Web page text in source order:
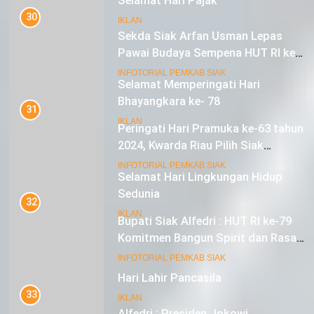
IKLAN
Selamat Memperingati Hari
Bhayangkara ke- 78
IKLAN
Selamat Hari Lingkungan Hidup
Sedunia
IKLAN
Hari Lahir Pancasila
IKLAN
30
Sekda Siak Arfan Usman Lepas
Pawai Budaya Sempena HUT RI ke-
31
Peringati Hari Pramuka ke-63 tahun
2024, Kwarda Riau Pilih Siak
Sebagai Tuan Rumah
32
Bupati Siak Alfedri : HUT RI ke-79
Komitmen Bangun Spirit dan Rasa
33
Alfedri : Presiden Jokowi